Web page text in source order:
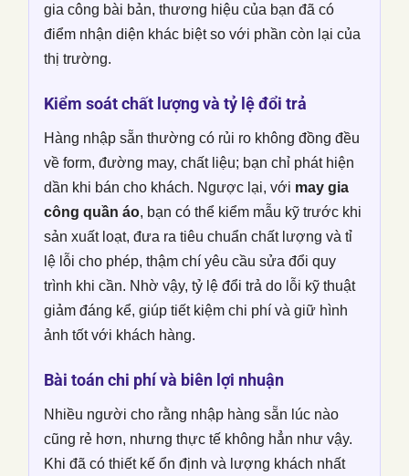
gia công bài bản, thương hiệu của bạn đã có
điểm nhận diện khác biệt so với phần còn lại của
thị trường.
Kiểm soát chất lượng và tỷ lệ đổi trả
Hàng nhập sẵn thường có rủi ro không đồng đều
về form, đường may, chất liệu; bạn chỉ phát hiện
dần khi bán cho khách. Ngược lại, với may gia
công quần áo, bạn có thể kiểm mẫu kỹ trước khi
sản xuất loạt, đưa ra tiêu chuẩn chất lượng và tỉ
lệ lỗi cho phép, thậm chí yêu cầu sửa đổi quy
trình khi cần. Nhờ vậy, tỷ lệ đổi trả do lỗi kỹ thuật
giảm đáng kể, giúp tiết kiệm chi phí và giữ hình
ảnh tốt với khách hàng.
Bài toán chi phí và biên lợi nhuận
Nhiều người cho rằng nhập hàng sẵn lúc nào
cũng rẻ hơn, nhưng thực tế không hẳn như vậy.
Khi đã có thiết kế ổn định và lượng khách nhất